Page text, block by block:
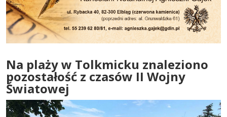
Na plaży w Tolkmicku znaleziono
pozostałość z czasów II Wojny
Światowej